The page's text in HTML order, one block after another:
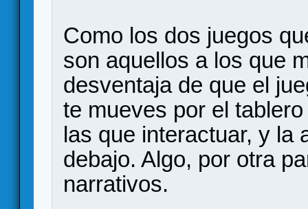
Como los dos juegos
son aquellos a los que
desventaja de que el
te mueves por el
las que interactuar, y la
debajo. Algo, por otra
narrativos.